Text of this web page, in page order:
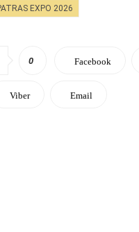
EXPO 2026
0 Facebook
Viber Email